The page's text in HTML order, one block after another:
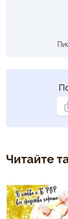
Читайте